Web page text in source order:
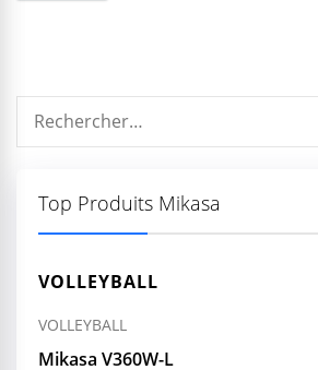
Rechercher :
Top Produits Mikasa
VOLLEYBALL
VOLLEYBALL
Mikasa V360W-L